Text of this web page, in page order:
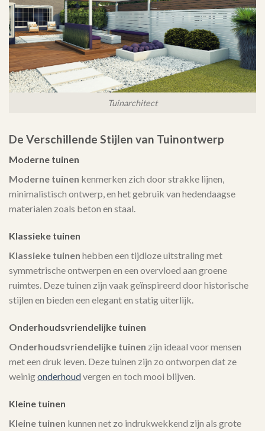
Tuinarchitect
De Verschillende Stijlen van Tuinontwerp
Moderne tuinen
Moderne tuinen kenmerken zich door strakke lijnen,
minimalistisch ontwerp, en het gebruik van hedendaagse
materialen zoals beton en staal.
Klassieke tuinen
Klassieke tuinen hebben een tijdloze uitstraling met
symmetrische ontwerpen en een overvloed aan groene
ruimtes. Deze tuinen zijn vaak geïnspireerd door historische
stijlen en bieden een elegant en statig uiterlijk.
Onderhoudsvriendelijke tuinen
Onderhoudsvriendelijke tuinen zijn ideaal voor mensen
met een druk leven. Deze tuinen zijn zo ontworpen dat ze
weinigonderhoudvergen en toch mooi blijven.
Kleine tuinen
Kleine tuinen kunnen net zo indrukwekkend zijn als grote